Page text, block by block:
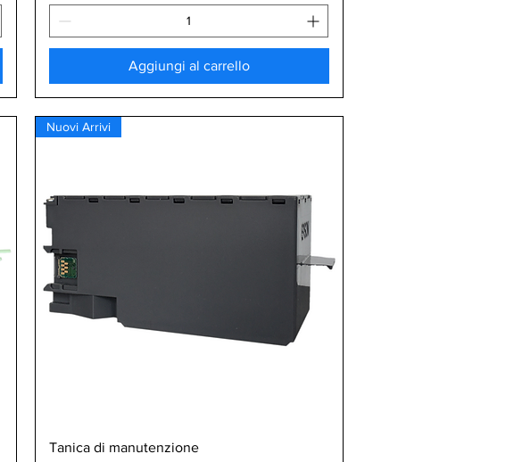
Aggiungi al carrello
Vista rapida
Nuovi Arrivi
Tanica di manutenzione